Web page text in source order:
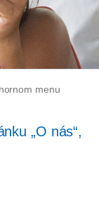
menu
„O nás“,